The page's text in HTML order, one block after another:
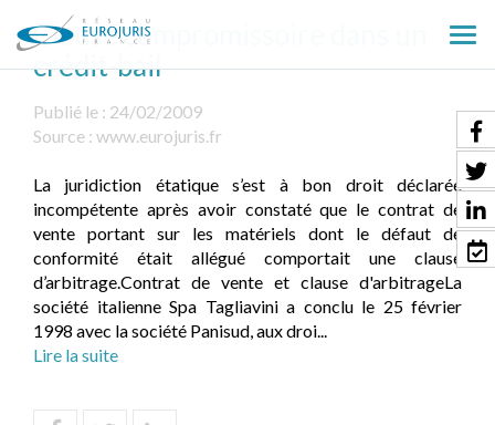
le
Clause compromissoire dans un
crédit-bail
Publié le : 24/02/2009
Source : www.eurojuris.fr
La juridiction étatique s’est à bon droit déclarée
incompétente après avoir constaté que le contrat de
vente portant sur les matériels dont le défaut de
conformité était allégué comportait une clause
d’arbitrage.Contrat de vente et clause d'arbitrageLa
société italienne Spa Tagliavini a conclu le 25 février
1998 avec la société Panisud, aux droi...
Lire la suite